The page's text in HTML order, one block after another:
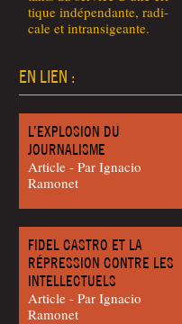
tique indé­pen­dante, radi­
cale et intransigeante.
EN LIEN :
L’EXPLOSION DU
JOURNALISME
Article - Par Igna­cio
Ramonet
FIDEL CASTRO ET LA
RÉPRESSION CONTRE LES
INTELLECTUELS
Article - Par Igna­cio
Ramonet